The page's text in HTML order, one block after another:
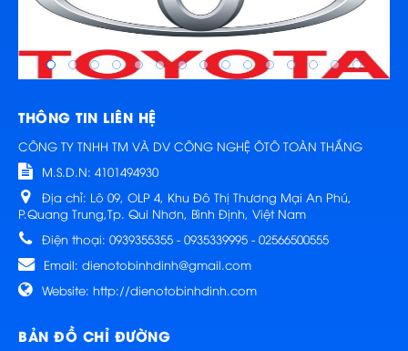
THÔNG TIN LIÊN HỆ
CÔNG TY TNHH TM VÀ DV CÔNG NGHỆ ÔTÔ TOÀN THẮNG
M.S.D.N: 4101494930
Địa chỉ: Lô 09, OLP 4, Khu Đô Thị Thương Mại An Phú,
P.Quang Trung,Tp. Qui Nhơn, Bình Định, Việt Nam
Điện thoại: 0939355355 - 0935339995 - 02566500555
Email: dienotobinhdinh@gmail.com
Website: http://dienotobinhdinh.com
BẢN ĐỒ CHỈ ĐƯỜNG